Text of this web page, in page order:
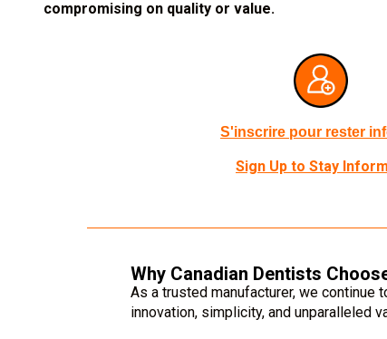
compromising on quality or value.
S'inscrire pour rester
Sign Up to Stay
Why Canadian Dentists
As a trusted manufacturer, we continue
innovation, simplicity, and unparalleled